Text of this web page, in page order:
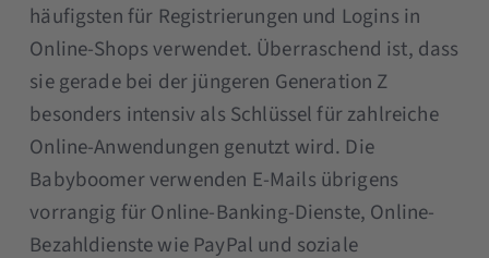
häufigsten für Registrierungen und Logins in
Online-Shops verwendet. Überraschend ist, dass
sie gerade bei der jüngeren Generation Z
besonders intensiv als Schlüssel für zahlreiche
Online-Anwendungen genutzt wird. Die
Babyboomer verwenden E-Mails übrigens
vorrangig für Online-Banking-Dienste, Online-
Bezahldienste wie PayPal und soziale